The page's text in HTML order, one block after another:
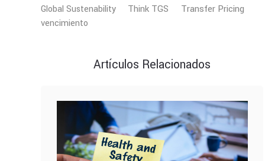
Global Sustenability
Think TGS Transfer Pricing
vencimiento
Artículos Relacionados